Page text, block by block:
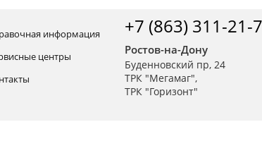
информация
центры
+7 (863) 311-21-
Ростов-на-Дону
Буденновский пр, 24
ТРК "Мегамаг",
ТРК "Горизонт"